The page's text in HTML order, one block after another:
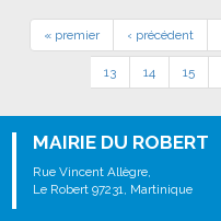
« premier ‹ précédent
13 14 15
MAIRIE DU ROBERT
Rue Vincent Allègre,
Le Robert 97231, Martinique